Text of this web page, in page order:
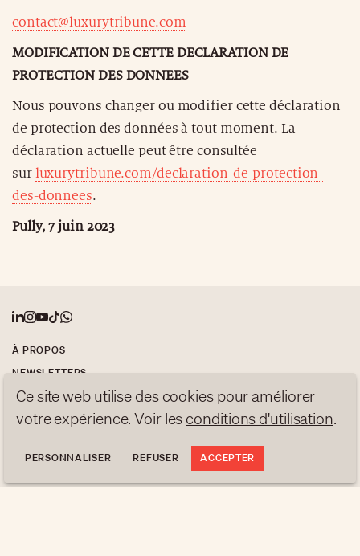
contact@luxurytribune.com
MODIFICATION DE CETTE DECLARATION DE
PROTECTION DES DONNEES
Nous pouvons changer ou modifier cette déclaration
de protection des données à tout moment. La
déclaration actuelle peut être consultée
sur luxurytribune.com/declaration-de-protection-
des-donnees.
Pully, 7 juin 2023
À PROPOS
NEWSLETTERS
PROTECTION DES DONNÉES
contact@luxurytribune.com
Conçu parAntistatique
Ce site web utilise des cookies pour améliorer
votre expérience. Voir les conditions d'utilisation
PERSONNALISER REFUSER ACCEPTER